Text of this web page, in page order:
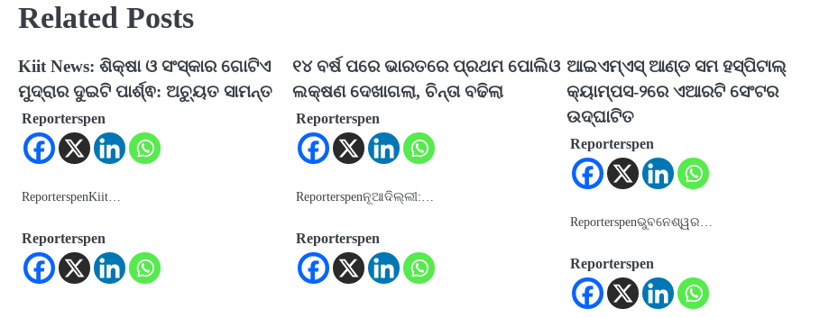
Related Posts
Kiit News: ଶିକ୍ଷା ଓ ସଂସ୍କାର ଗୋଟିଏ
ମୁଦ୍ରାର ଦୁଇଟି ପାର୍ଶ୍ଵ: ଅଚ୍ୟୁତ ସାମନ୍ତ
Reporterspen
ReporterspenKiit…
Reporterspen
୧୪ ବର୍ଷ ପରେ ଭାରତରେ ପ୍ରଥମ ପୋଲିଓ
ଲକ୍ଷଣ ଦେଖାଗଲା, ଚିନ୍ତା ବଢିଲା
Reporterspen
Reporterspenନୂଆଦିଲ୍ଲୀ:…
Reporterspen
ଆଇଏମ୍‌ଏସ୍ ଆଣ୍ଡ ସମ ହସ୍ପିଟାଲ୍
କ୍ୟାମ୍ପସ-୨ରେ ଏଆରଟି ସେଂଟର
ଉଦ୍‌ଘାଟିତ
Reporterspen
Reporterspenଭୁବନେଶ୍ୱର…
Reporterspen